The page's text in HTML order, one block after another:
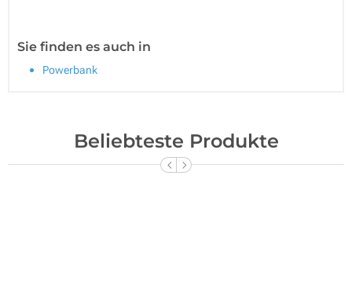
Sie finden es auch in
Powerbank
Beliebteste Produkte